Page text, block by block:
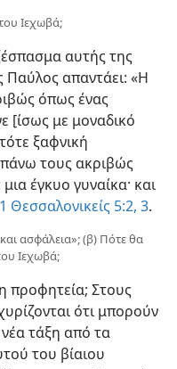
Ιεχωβά;
αυτής της
απαντάει: «Η
όπως ένας
[ίσως με μοναδικό
ξαφνική
τους ακριβώς
έγκυο γυναίκα· και
1 Θεσσαλονικείς 5:2, 3.
ασφάλεια»; (β) Πότε θα
Ιεχωβά;
προφητεία; Στους
ότι μπορούν
τάξη από τα
του βίαιου